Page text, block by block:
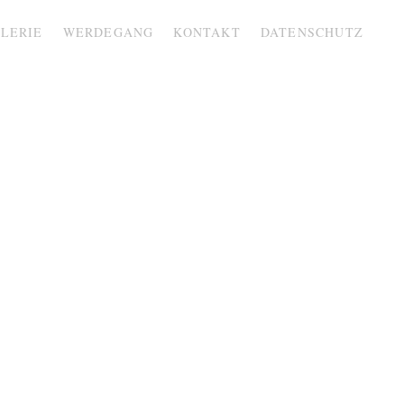
WERDEGANG KONTAKT DATENSCHUTZ